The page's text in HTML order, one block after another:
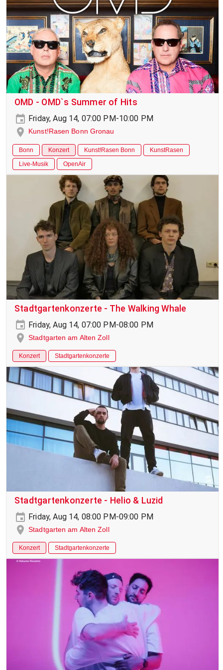
OMD - OMD`s Summer of Hits
Friday, Aug 14, 07:00 PM-10:00 PM
Kunst!Rasen Bonn Gronau
Bonn Konzert Kunst!Rasen Bonn
KunstRasen
Live-Musik
OpenAir
Stadtgartenkonzerte - The Walking Whale
Friday, Aug 14, 07:00 PM-08:00 PM
Stadtgarten am Alten Zoll
Konzert Stadtgartenkonzerte
Stadtgartenkonzerte - Helio & Luzid
Friday, Aug 14, 08:00 PM-09:00 PM
Stadtgarten am Alten Zoll
Konzert Stadtgartenkonzerte